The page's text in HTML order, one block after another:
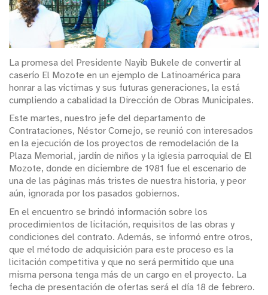
La promesa del Presidente Nayib Bukele de convertir al
caserío El Mozote en un ejemplo de Latinoamérica para
honrar a las víctimas y sus futuras generaciones, la está
cumpliendo a cabalidad la Dirección de Obras Municipales.
Este martes, nuestro jefe del departamento de
Contrataciones, Néstor Cornejo, se reunió con interesados
en la ejecución de los proyectos de remodelación de la
Plaza Memorial, jardín de niños y la iglesia parroquial de El
Mozote, donde en diciembre de 1981 fue el escenario de
una de las páginas más tristes de nuestra historia, y peor
aún, ignorada por los pasados gobiernos.
En el encuentro se brindó información sobre los
procedimientos de licitación, requisitos de las obras y
condiciones del contrato. Además, se informó entre otros,
que el método de adquisición para este proceso es la
licitación competitiva y que no será permitido que una
misma persona tenga más de un cargo en el proyecto. La
fecha de presentación de ofertas será el día 18 de febrero.